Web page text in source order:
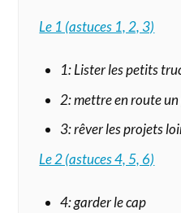
Le 1 (astuces 1, 2, 3)
1: Lister les petits
2: mettre en route
3: rêver les projets
Le 2 (astuces 4, 5, 6)
4: garder le cap